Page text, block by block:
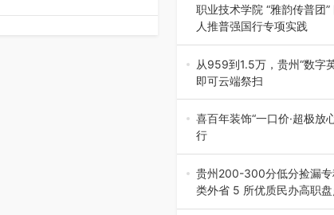
职业技术学院 “雅韵传普团
人推普强国行专项实践
为扎实推进2026“千团万人
期社会实践，牢牢紧扣 “雅
从959到1.5万，贵州“数字
即可云端祭扫
八一建军节到来之际，由
导，贵阳市退役军人事务
喜百年装饰“一口价·超极放
行
2026年7月31日，喜百年装
装”新品发布会在贵阳隆重
贵州200-300分低分捡漏
类外省 5 所优质民办高职盘
在贵州省高考志愿填报体